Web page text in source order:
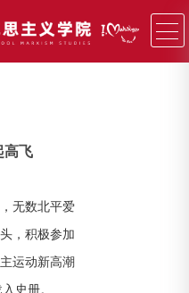
高飞
无数北平爱
，积极参加
运动新高潮
史册。